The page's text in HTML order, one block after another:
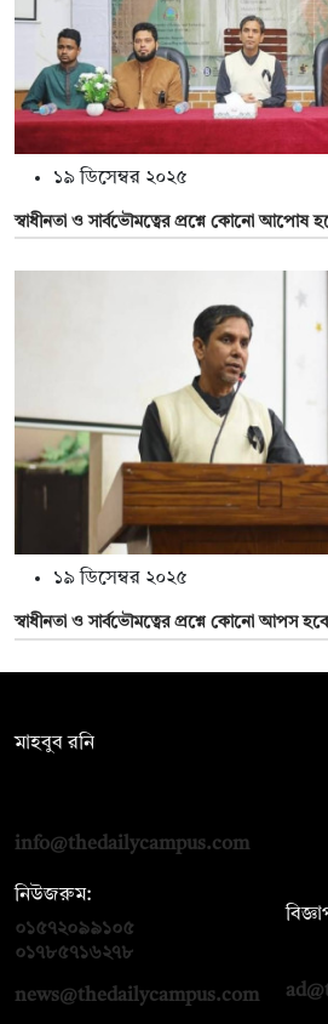
১৯ ডিসেম্বর ২০২৫
স্বাধীনতা ও সার্বভৌমত্বের প্রশ্নে কোনো আপোষ
১৯ ডিসেম্বর ২০২৫
স্বাধীনতা ও সার্বভৌমত্বের প্রশ্নে কোনো আপস হবে
মাহবুব রনি
info@thedailycampus.com
নিউজরুম:
০১৫৭২০৯৯১০৫
০১৭৮৫৭১৬২৭৮
news@thedailycampus.com